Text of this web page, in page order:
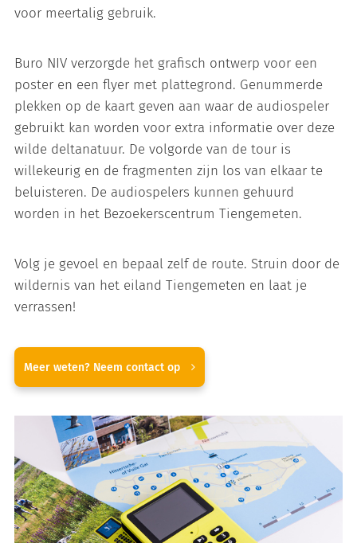
voor meertalig gebruik.
Buro NIV verzorgde het grafisch ontwerp voor een
poster en een flyer met plattegrond. Genummerde
plekken op de kaart geven aan waar de audiospeler
gebruikt kan worden voor extra informatie over deze
wilde deltanatuur. De volgorde van de tour is
willekeurig en de fragmenten zijn los van elkaar te
beluisteren. De audiospelers kunnen gehuurd
worden in het Bezoekerscentrum Tiengemeten.
Volg je gevoel en bepaal zelf de route. Struin door de
wildernis van het eiland Tiengemeten en laat je
verrassen!
Meer weten? Neem contact op